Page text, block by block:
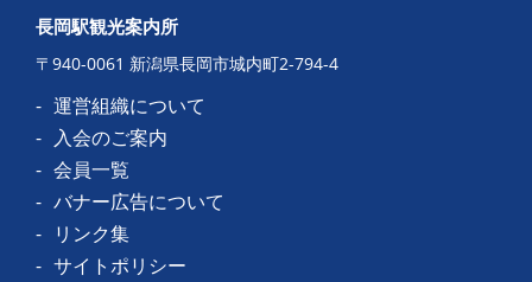
長岡駅観光案内所
〒940-0061 新潟県長岡市城内町2-794-4
運営組織について
入会のご案内
会員一覧
バナー広告について
リンク集
サイトポリシー